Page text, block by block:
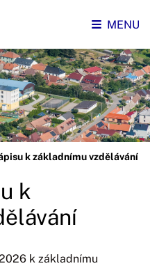
MENU
k základnímu vzdělávání
k
k základnímu